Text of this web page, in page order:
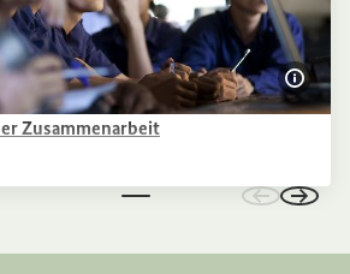
Zusammenarbeit(Externer Link)
Zu den
Zu